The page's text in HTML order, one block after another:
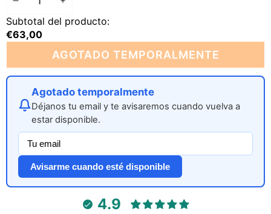
DISMINUIR
CANTIDAD
AUMENTAR
CANTIDAD
Subtotal del producto:
€63,00
AGOTADO TEMPORALMENTE
Agotado temporalmente
Déjanos tu email y te avisaremos cuando vuelva a
estar disponible.
Avisarme cuando esté disponible
4.9